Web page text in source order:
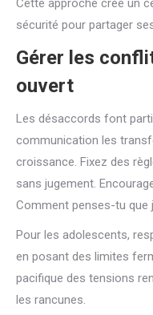
Cette approche crée un
sécurité pour partager
Gérer les
ouvert
Les désaccords font
communication les
croissance. Fixez des
sans jugement.
Comment penses-tu que
Pour les adolescents,
en posant des limites
pacifique des tensions
les rancunes.